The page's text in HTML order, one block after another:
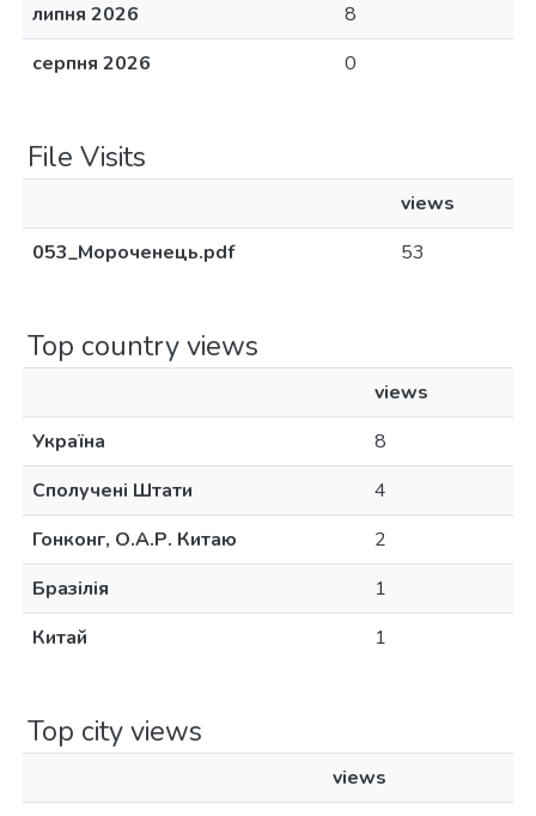
липня 2026
8
серпня 2026
0
File Visits
views
053_Мороченець.pdf
53
Top country views
views
Україна
8
Сполучені Штати
4
Гонконг, О.А.Р. Китаю
2
Бразілія
1
Китай
1
Top city views
views